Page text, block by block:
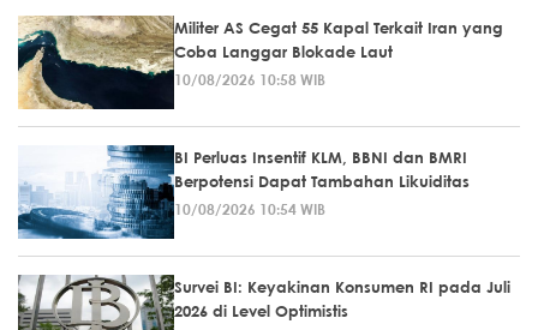
Militer AS Cegat 55 Kapal Terkait Iran yang
Coba Langgar Blokade Laut
10/08/2026 10:58 WIB
BI Perluas Insentif KLM, BBNI dan BMRI
Berpotensi Dapat Tambahan Likuiditas
10/08/2026 10:54 WIB
Survei BI: Keyakinan Konsumen RI pada Juli
2026 di Level Optimistis